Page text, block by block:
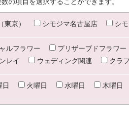
京） シモジマ名古屋店 シ
ルフラワー プリザーブドフラワー
レイ
ウェディング関連 クラ
日 火曜日 水曜日 木曜日